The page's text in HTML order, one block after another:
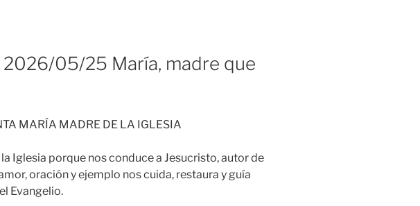
2026/05/25 María, madre que
MARÍA MADRE DE LA IGLESIA
Iglesia porque nos conduce a Jesucristo, autor de
oración y ejemplo nos cuida, restaura y guía
Evangelio.